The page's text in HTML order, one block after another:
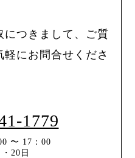
につきまして、ご質
にお問合せくださ
1779
〜 17：00
20日